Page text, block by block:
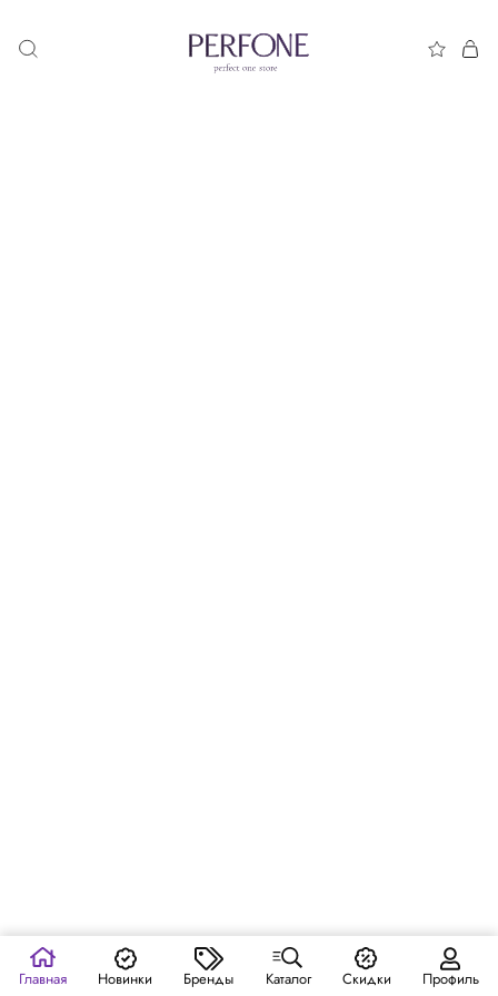
Главная Новинки Бренды Каталог Скидки Профиль